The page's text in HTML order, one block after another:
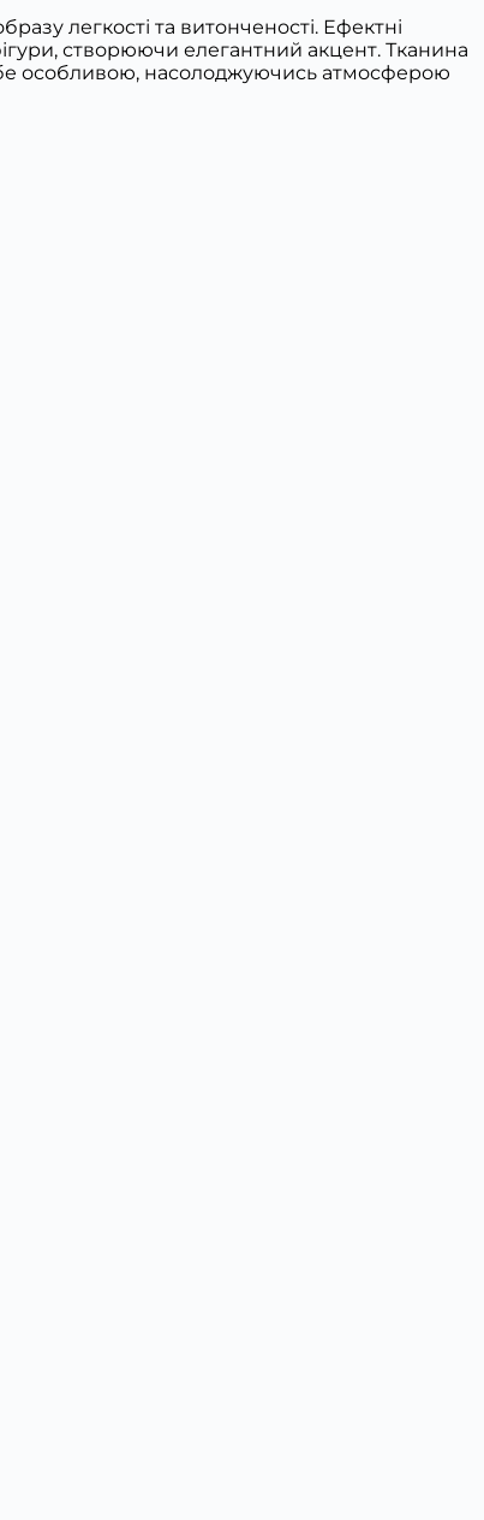
легкості та витонченості. Ефектні
створюючи елегантний акцент. Тканина
особливою, насолоджуючись атмосферою